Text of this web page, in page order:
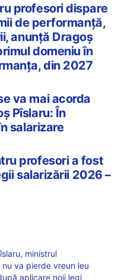
profesori dispare
de performanță,
anunță Dragoș
domeniu în
din 2027
va mai acorda
Pîslaru: În
salarizare
profesori a fost
salarizării 2026 –
ministrul
va pierde vreun leu
aplicare noii legi